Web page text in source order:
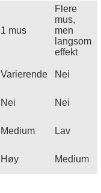
1 mus
Flere
mus,
men
langsom
effekt
Varierende Nei
Nei Nei
Medium Lav
Høy Medium